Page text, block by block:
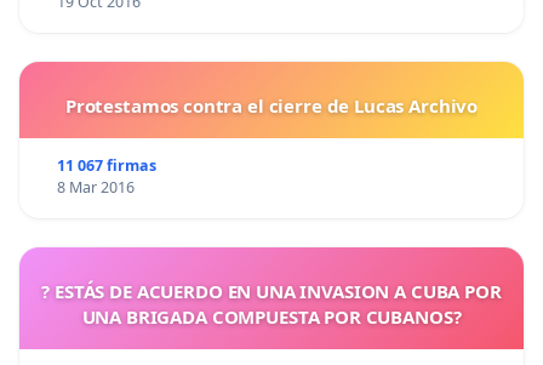
Protestamos contra el cierre de Lucas Archivo
11 067 firmas
8 Mar 2016
? ESTÁS DE ACUERDO EN UNA INVASION A CUBA POR
UNA BRIGADA COMPUESTA POR CUBANOS?